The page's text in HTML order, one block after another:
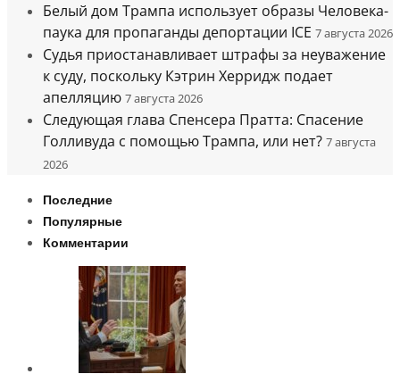
Белый дом Трампа использует образы Человека-
паука для пропаганды депортации ICE 7 августа 2026
Судья приостанавливает штрафы за неуважение
к суду, поскольку Кэтрин Херридж подает
апелляцию 7 августа 2026
Следующая глава Спенсера Пратта: Спасение
Голливуда с помощью Трампа, или нет? 7 августа
2026
Последние
Популярные
Комментарии